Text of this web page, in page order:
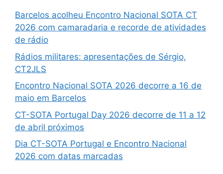
Barcelos acolheu Encontro Nacional SOTA CT
2026 com camaradaria e recorde de atividades
de rádio
Rádios militares: apresentações de Sérgio,
CT2JLS
Encontro Nacional SOTA 2026 decorre a 16 de
maio em Barcelos
CT-SOTA Portugal Day 2026 decorre de 11 a 12
de abril próximos
Dia CT-SOTA Portugal e Encontro Nacional
2026 com datas marcadas